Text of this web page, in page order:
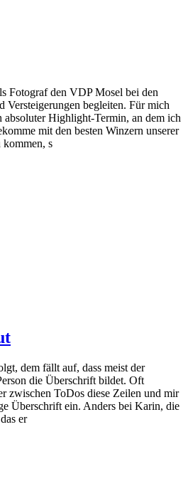
Fotograf den VDP Mosel bei den
Versteigerungen begleiten. Für mich
absoluter Highlight-Termin, an dem ich
mit den besten Winzern unserer
s
dem fällt auf, dass meist der
die Überschrift bildet. Oft
zwischen ToDos diese Zeilen und mir
Überschrift ein. Anders bei Karin, die
er